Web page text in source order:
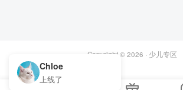
Copyright © 2026 · 少儿专区
Chloe
上线了